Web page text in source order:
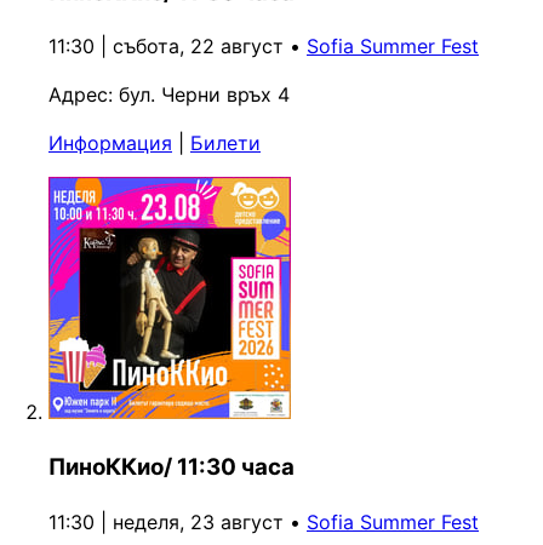
11:30 | събота, 22 август • Sofia Summer Fest
Адрес: бул. Черни връх 4
Информация
Билети
ПиноККио/ 11:30 часа
11:30 | неделя, 23 август • Sofia Summer Fest